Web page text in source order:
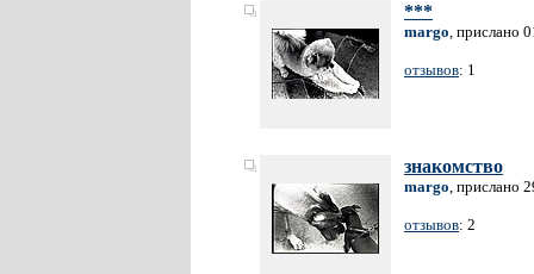
***
margo, прислано
отзывов: 1
знакомство
margo, прислано
отзывов: 2